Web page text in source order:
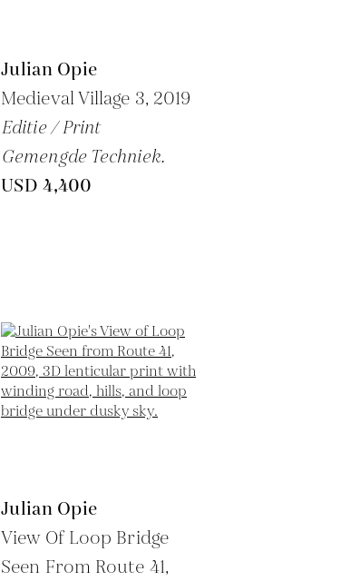
Julian Opie
Medieval Village 3, 2019
Editie / Print
Gemengde Techniek.
USD 4,400
Julian Opie
View Of Loop Bridge
Seen From Route 41,